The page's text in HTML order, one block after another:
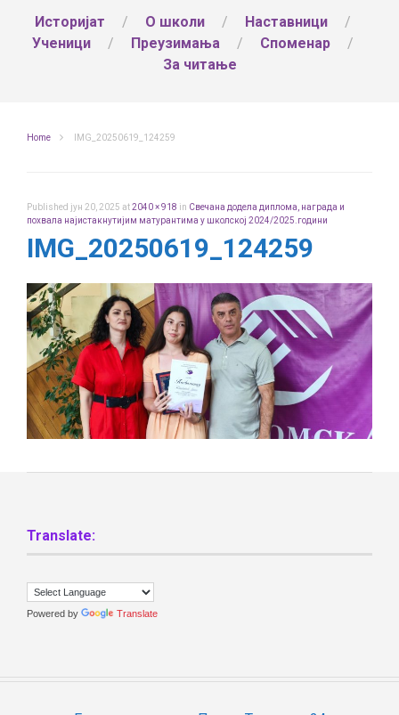
Историјат О школи
Наставници
Ученици
Преузимања
Споменар
За читање
Home IMG_20250619_124259
Published јун 20, 2025 at2040 × 918 in Свечана додела диплома, награда и
похвала најистакнутијим матурантима у школској 2024/2025.години
IMG_20250619_124259
Translate:
Powered by Translate